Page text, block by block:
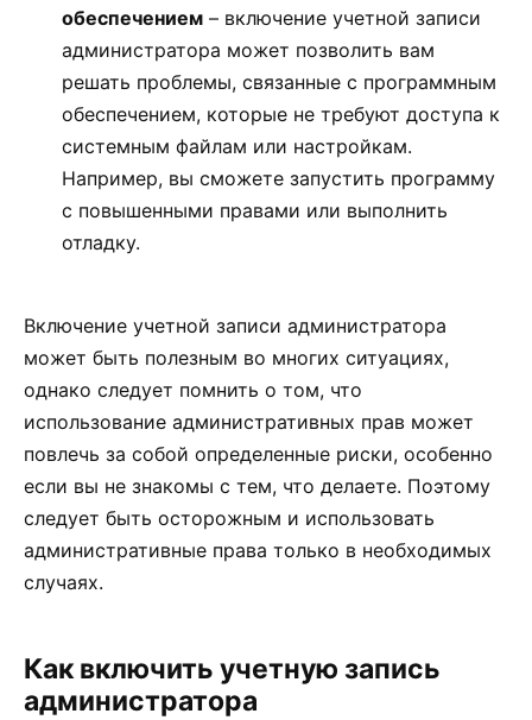
обеспечением – включение учетной записи
администратора может позволить вам
решать проблемы, связанные с программным
обеспечением, которые не требуют доступа к
системным файлам или настройкам.
Например, вы сможете запустить программу
с повышенными правами или выполнить
отладку.
Включение учетной записи администратора
может быть полезным во многих ситуациях,
однако следует помнить о том, что
использование административных прав может
повлечь за собой определенные риски, особенно
если вы не знакомы с тем, что делаете. Поэтому
следует быть осторожным и использовать
административные права только в необходимых
случаях.
Как включить учетную запись
администратора